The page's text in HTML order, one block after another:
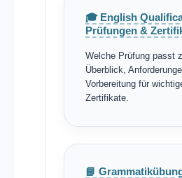
🎓 English
Prüfungen &
Welche Prüfung passt
Überblick,
Vorbereitung für
Zertifikate.
📘